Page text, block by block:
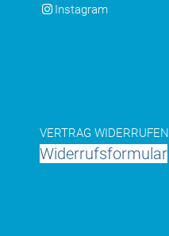
Instagram
VERTRAG WIDERRUFEN
Widerrufsformular